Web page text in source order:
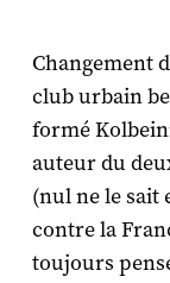
Changement
club urbain
formé
auteur du
(nul ne le sait
contre la
toujours